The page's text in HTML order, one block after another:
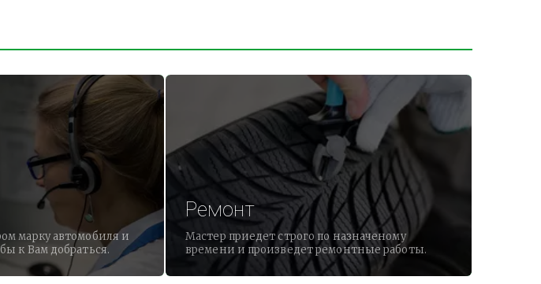
марку автомобиля и
к Вам добраться.
Ремонт
Мастер приедет строго по назначеному
времени и произведет ремонтные работы.